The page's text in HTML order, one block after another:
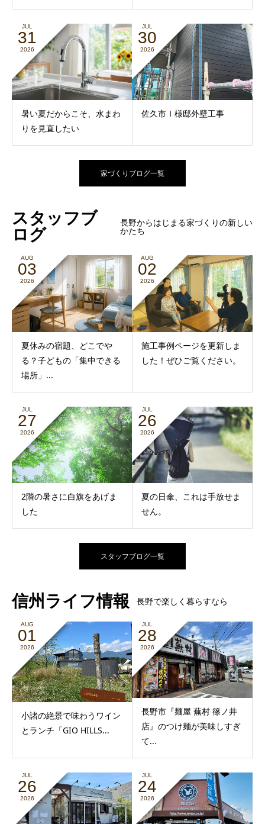
JUL
31
2026
暑い夏だからこそ、水まわ
りを見直したい
JUL
30
2026
佐久市Ｉ様邸外壁工事
家づくりブログ一覧
スタッフブ
ログ
長野からはじまる家づくりの新しい
かたち
AUG
03
2026
夏休みの宿題、どこでや
る？子どもの「集中できる
場所」...
AUG
02
2026
施工事例ページを更新しま
した！ぜひご覧ください。
JUL
27
2026
2階の暑さに白旗をあげま
した
JUL
26
2026
夏の日傘、これは手放せま
せん。
スタッフブログ一覧
信州ライフ情報 長野で楽しく暮らすなら
AUG
01
2026
小諸の絶景で味わうワイン
とランチ「GIO HILLS...
JUL
28
2026
長野市『麺屋 蕪村 篠ノ井
店』のつけ麺が美味しすぎ
て...
JUL
26
2026
JUL
24
2026